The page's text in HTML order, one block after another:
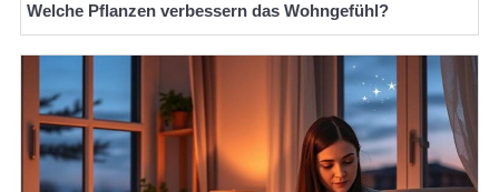
Welche Pflanzen verbessern das Wohngefühl?